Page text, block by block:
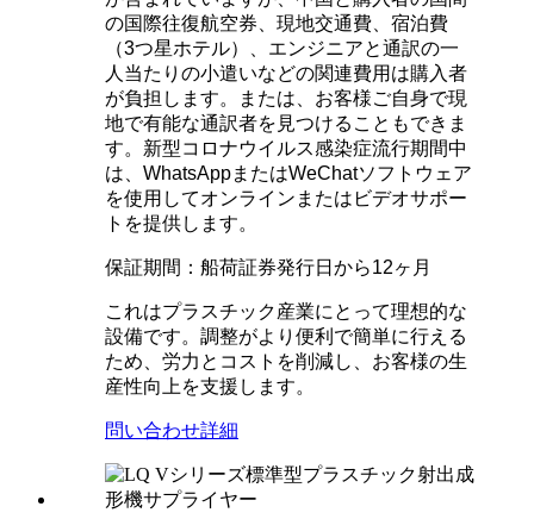
の国際往復航空券、現地交通費、宿泊費
（3つ星ホテル）、エンジニアと通訳の一
人当たりの小遣いなどの関連費用は購入者
が負担します。または、お客様ご自身で現
地で有能な通訳者を見つけることもできま
す。新型コロナウイルス感染症流行期間中
は、WhatsAppまたはWeChatソフトウェア
を使用してオンラインまたはビデオサポー
トを提供します。
保証期間：船荷証券発行日から12ヶ月
これはプラスチック産業にとって理想的な
設備です。調整がより便利で簡単に行える
ため、労力とコストを削減し、お客様の生
産性向上を支援します。
問い合わせ詳細